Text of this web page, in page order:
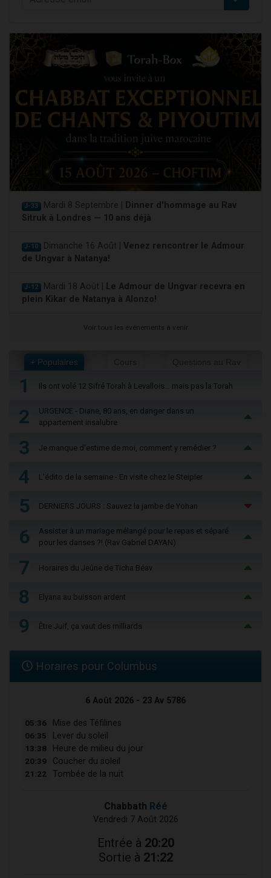
J-33 Mardi 8 Septembre | Dinner d'hommage au Rav
Sitruk à Londres — 10 ans déjà
J-10 Dimanche 16 Août | Venez rencontrer le Admour
de Ungvar à Natanya!
J-12 Mardi 18 Août | Le Admour de Ungvar recevra en
plein Kikar de Natanya à Alonzo!
Voir tous les événements à venir
+ Populaires
1 Ils ont volé 12 Sifré Torah à Levallois… mais pas la Torah
2
URGENCE - Diane, 80 ans, en danger dans un
appartement insalubre
3 Je manque d'estime de moi, comment y remédier ?
4 L'édito de la semaine - En visite chez le Steipler
5 DERNIERS JOURS : Sauvez la jambe de Yohan
6
Assister à un mariage mélangé pour le repas et séparé
pour les danses ?! (Rav Gabriel DAYAN)
7 Horaires du Jeûne de Ticha Béav
8 Elyana au buisson ardent
9 Être Juif, ça vaut des milliards
Horaires pour Columbus
6 Août 2026 - 23 Av 5786
05:36 Mise des Téfilines
06:35 Lever du soleil
13:38 Heure de milieu du jour
20:39 Coucher du soleil
21:22 Tombée de la nuit
Chabbath Réé
Vendredi 7 Août 2026
Entrée à 20:20
Sortie à 21:22